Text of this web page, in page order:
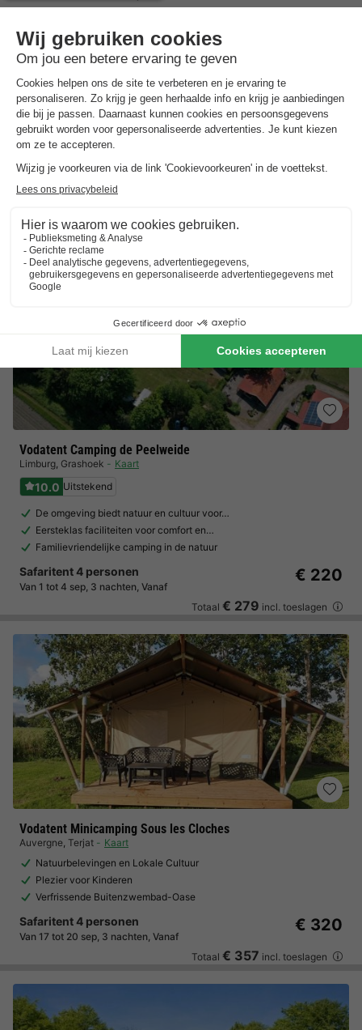
Plezier & spelletjes voor kinderen
Safaritent 4 personen
Van 9 tot 12 sep, 3 nachten, Vanaf
Totaal € 315incl. toeslagen
Vodatent Camping de Peelweide
Limburg, Grashoek Kaart
10.0 Uitstekend
De omgeving biedt natuur en cultuur voor…
Eersteklas faciliteiten voor comfort en…
Familievriendelijke camping in de natuur
Safaritent 4 personen
Van 1 tot 4 sep, 3 nachten, Vanaf
€ 220
Totaal € 279 incl. toeslagen
Vodatent Minicamping Sous les Cloches
Auvergne, Terjat
Kaart
Natuurbelevingen en Lokale Cultuur
Plezier voor Kinderen
Verfrissende Buitenzwembad-Oase
Safaritent 4 personen
Van 17 tot 20 sep, 3 nachten, Vanaf
€ 320
Totaal € 357 incl. toeslagen
7 nachten onder de €500!
profiteer aan het zwembad! Ontdek meer